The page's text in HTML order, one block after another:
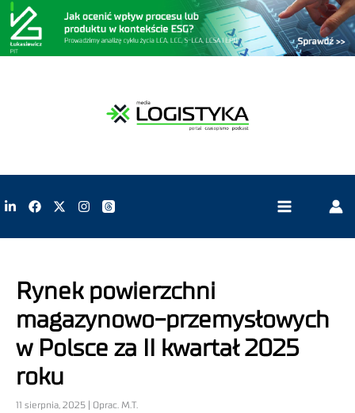
Rynek powierzchni
magazynowo-przemysłowych
w Polsce za II kwartał 2025
roku
11 sierpnia, 2025 | Oprac. M.T.